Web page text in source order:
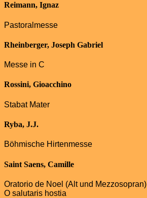
Reimann, Ignaz
Pastoralmesse
Rheinberger, Joseph Gabriel
Messe in C
Rossini, Gioacchino
Stabat Mater
Ryba, J.J.
Böhmische Hirtenmesse
Saint Saens, Camille
Oratorio de Noel (Alt und Mezzosopran)
O salutaris hostia